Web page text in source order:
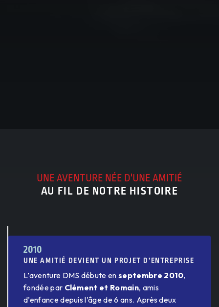
UNE AVENTURE NÉE D'UNE AMITIÉ
AU FIL DE NOTRE HISTOIRE
2010
UNE AMITIÉ DEVIENT UN PROJET D’ENTREPRISE
L’aventure DMS débute en septembre 2010,
fondée par Clément et Romain, amis
d’enfance depuis l’âge de 6 ans. Après deux